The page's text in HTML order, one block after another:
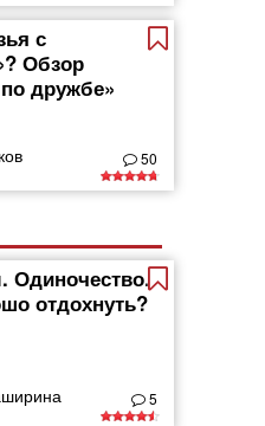
с
Обзор
дружбе»
50
Одиночество.
отдохнуть?
5